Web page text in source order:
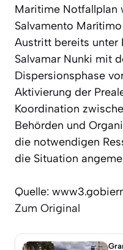
Maritime Notfallplan
Salvamento
Austritt bereits unter
Salvamar Nunki mit
Dispersionsphase
Aktivierung der
Koordination
Behörden und
die notwendigen
die Situation
Quelle:
Zum Original